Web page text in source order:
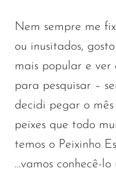
Nem sempre me
ou inusitados,
mais popular e ver
para pesquisar –
decidi pegar o
peixes que todo
temos o Peixinho
…vamos conhecê-